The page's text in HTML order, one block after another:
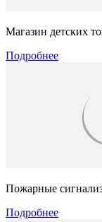
Магазин детских
Подробнее
Пожарные
Подробнее